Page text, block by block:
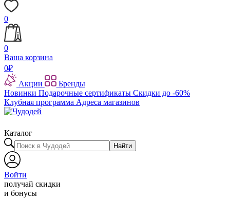
0
0
Ваша корзина
0₽
Акции
Бренды
Новинки Подарочные сертификаты Скидки до -60%
Клубная программа Адреса магазинов
Каталог
Найти
Войти
получай скидки
и бонусы